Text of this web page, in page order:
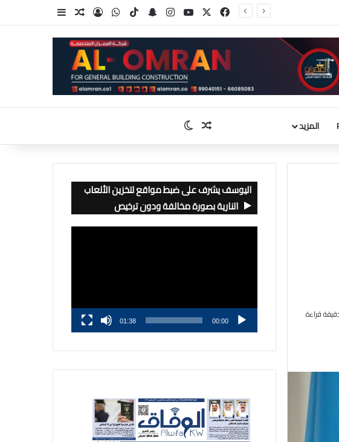
فيسبوك ‫YouTubeانستقرامسناب تشات
‫TikTokواتسابتسجيل الدخول
مقال عشوائي
إضافة عمود
المزيد مقال عشوائي
الوضع المظلم
اليوسف يشرف على ضبط مواقع لتخزين الألعاب
النارية بصورة مخالفة ودون ترخيص
00:00
01:38